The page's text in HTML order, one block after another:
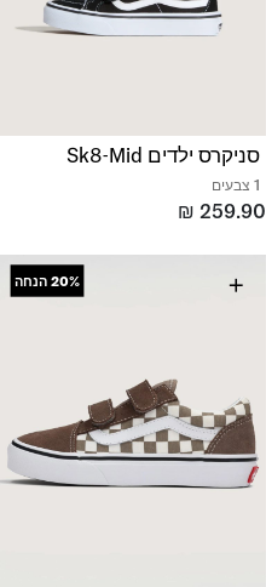
סניקרס ילדים Sk8-Mid
1 צבעים
₪ 259.90
+
20% הנחה